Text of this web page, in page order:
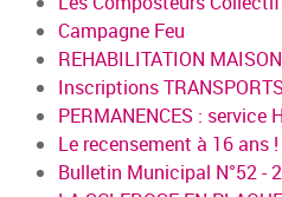
Campagne Feu
REHABILITATION
Inscriptions
PERMANENCES : service
Le recensement à 16 ans !
Bulletin Municipal N°52 -